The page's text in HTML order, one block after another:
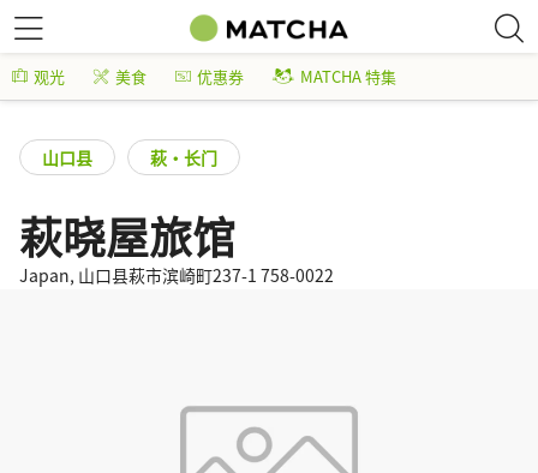
观光 美食 优惠券 MATCHA 特集
山口县 萩・长门
萩晓屋旅馆
Japan, 山口县萩市滨崎町237-1 758-0022